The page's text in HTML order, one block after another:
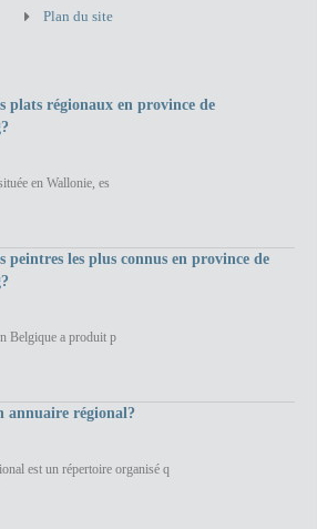
Plan du site
plats régionaux en province de
en Wallonie, es
peintres les plus connus en province de
Belgique a produit p
annuaire régional?
est un répertoire organisé q